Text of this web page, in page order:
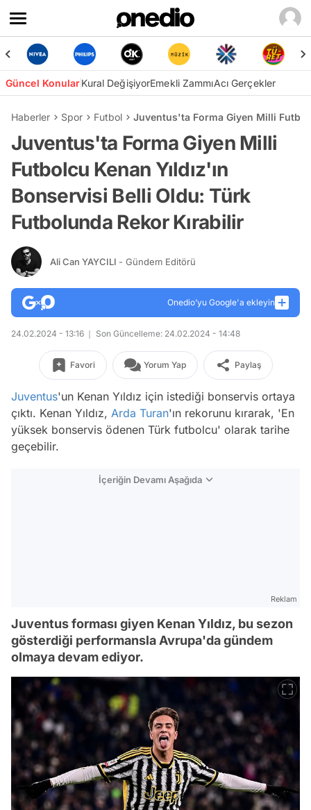
Güncel KonularKural DeğişiyorEmekli ZammıAcı Gerçekler
Haberler Spor Futbol Juventus'ta Forma Giyen Milli
Juventus'ta Forma Giyen Milli
Futbolcu Kenan Yıldız'ın
Bonservisi Belli Oldu: Türk
Futbolunda Rekor Kırabilir
Ali Can YAYCILI - Gündem Editörü
Onedio’yu Google'a ekleyin
24.02.2024 - 13:16 Son Güncelleme: 24.02.2024 - 14:48
Favori Yorum Yap Paylaş
Juventus'un Kenan Yıldız için istediği bonservis ortaya
çıktı. Kenan Yıldız, Arda Turan'ın rekorunu kırarak, 'En
yüksek bonservis ödenen Türk futbolcu' olarak tarihe
geçebilir.
İçeriğin Devamı Aşağıda
Reklam
Juventus forması giyen Kenan Yıldız, bu sezon
gösterdiği performansla Avrupa'da gündem
olmaya devam ediyor.